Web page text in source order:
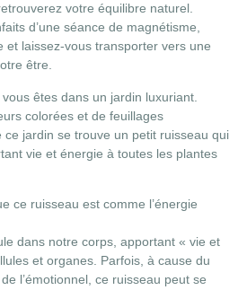
votre équilibre naturel.
d’une séance de magnétisme,
et laissez-vous transporter vers une
être.
êtes dans un jardin luxuriant.
colorées et de feuillages
ce jardin se trouve un petit ruisseau qui
vie et énergie à toutes les plantes
ce ruisseau est comme l’énergie
dans notre corps, apportant « vie et
et organes. Parfois, à cause du
l’émotionnel, ce ruisseau peut se